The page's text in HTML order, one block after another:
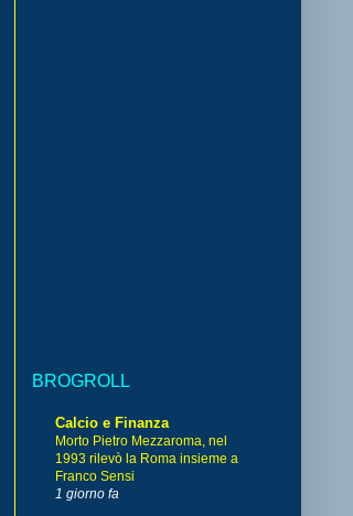
BROGROLL
Calcio e Finanza
Morto Pietro Mezzaroma, nel
1993 rilevò la Roma insieme a
Franco Sensi
1 giorno fa